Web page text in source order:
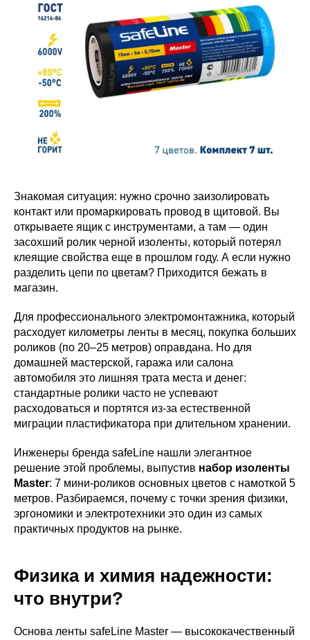
Знакомая ситуация: нужно срочно заизолировать
контакт или промаркировать провод в щитовой. Вы
открываете ящик с инструментами, а там — один
засохший ролик черной изоленты, который потерял
клеящие свойства еще в прошлом году. А если нужно
разделить цепи по цветам? Приходится бежать в
магазин.
Для профессионального электромонтажника, который
расходует километры ленты в месяц, покупка больших
роликов (по 20–25 метров) оправдана. Но для
домашней мастерской, гаража или салона
автомобиля это лишняя трата места и денег:
стандартные ролики часто не успевают
расходоваться и портятся из-за естественной
миграции пластификатора при длительном хранении.
Инженеры бренда safeLine нашли элегантное
решение этой проблемы, выпустив набор изоленты
Master: 7 мини-роликов основных цветов с намоткой 5
метров. Разбираемся, почему с точки зрения физики,
эргономики и электротехники это один из самых
практичных продуктов на рынке.
Физика и химия надежности:
что внутри?
Основа ленты safeLine Master — высококачественный